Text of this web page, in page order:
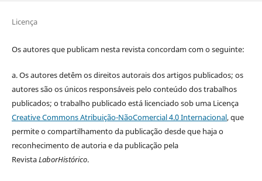
Licença
Os autores que publicam nesta revista concordam com o seguinte:
a.Os autores detêm os direitos autorais dos artigos publicados; os
autores são os únicos responsáveis pelo conteúdo dos trabalhos
publicados; o trabalho publicado está licenciado sob uma Licença
Creative Commons Atribuição-NãoComercial 4.0 Internacional, que
permite o compartilhamento da publicação desde que haja o
reconhecimento de autoria e da publicação pela
RevistaLaborHistórico.